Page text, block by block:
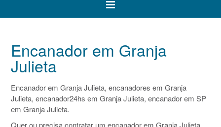
Encanador em Granja
Julieta
Encanador em Granja Julieta, encanadores em Granja
Julieta, encanador24hs em Granja Julieta, encanador em SP
em Granja Julieta.
Quer ou precisa contratar um encanador em Granja Julieta,